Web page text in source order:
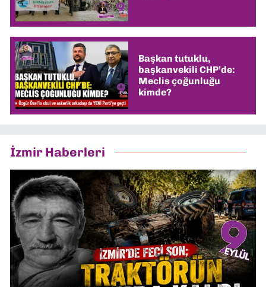
Başkan tutuklu,
başkanvekili CHP’de:
Meclis çoğunluğu
kimde?
İzmir Haberleri